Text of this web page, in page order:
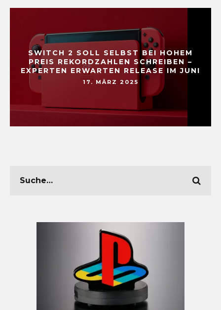
SWITCH 2 SOLL SELBST BEI HOHEM
PREIS REKORDZAHLEN SCHREIBEN –
EXPERTEN ERWARTEN RELEASE IM JUNI
17. MÄRZ 2025